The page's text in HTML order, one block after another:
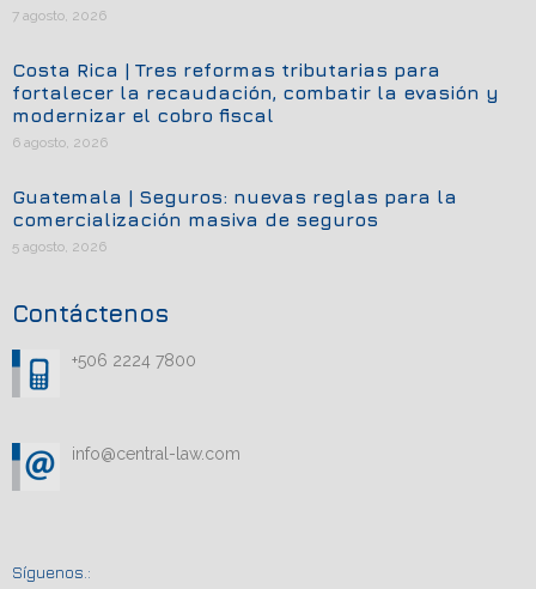
7 agosto, 2026
Costa Rica | Tres reformas tributarias para
fortalecer la recaudación, combatir la evasión y
modernizar el cobro fiscal
6 agosto, 2026
Guatemala | Seguros: nuevas reglas para la
comercialización masiva de seguros
5 agosto, 2026
Contáctenos
+506 2224 7800
info@central-law.com
Síguenos.: